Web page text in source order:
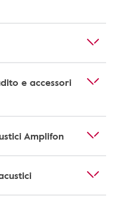
e accessori
Amplifon